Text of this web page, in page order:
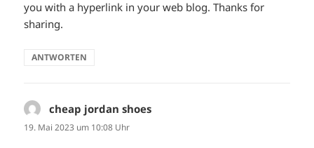
you with a hyperlink in your web blog. Thanks for
sharing.
ANTWORTEN
cheap jordan shoes
19. Mai 2023 um 10:08 Uhr